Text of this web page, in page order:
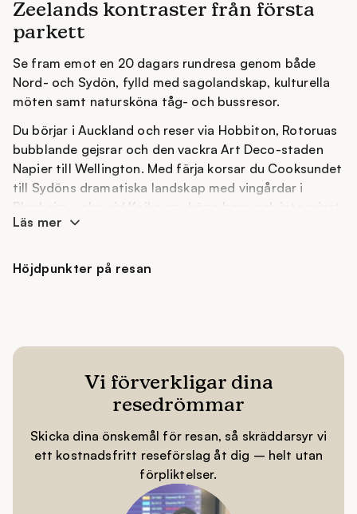
Zeelands kontraster från första
parkett
Se fram emot en 20 dagars rundresa genom både
Nord- och Sydön, fylld med sagolandskap, kulturella
möten samt natursköna tåg- och bussresor.
Du börjar i Auckland och reser via Hobbiton, Rotoruas
bubblande gejsrar och den vackra Art Deco-staden
Napier till Wellington. Med färja korsar du Cooksundet
till Sydöns dramatiska landskap med vingårdar i
Blenheim, valar vid Kaikoura, höga berg och inte minst
fjordar och vattenfall i Milford Sound.
annat med en natt på det unika Wilderness Lodge, där
Läs mer
Höjdpunkter på resan
Vi förverkligar dina
resedrömmar
Skicka dina önskemål för resan, så skräddarsyr vi
ett kostnadsfritt reseförslag åt dig – helt utan
förpliktelser.